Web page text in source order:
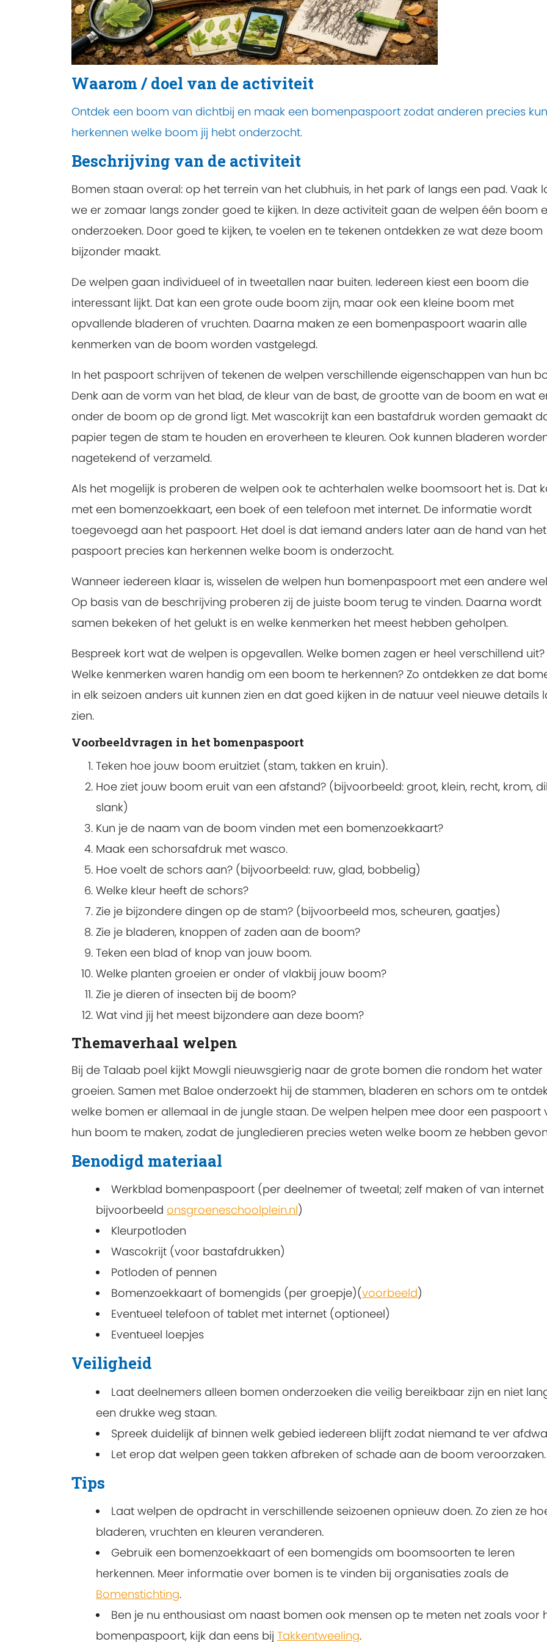
Waarom / doel van de activiteit
Ontdek een boom van dichtbij en maak een bomenpaspoort zodat anderen precies
herkennen welke boom jij hebt onderzocht.
Beschrijving van de activiteit
Bomen staan overal: op het terrein van het clubhuis, in het park of langs een pad. Vaak
we er zomaar langs zonder goed te kijken. In deze activiteit gaan de welpen één boom
onderzoeken. Door goed te kijken, te voelen en te tekenen ontdekken ze wat deze boom
bijzonder maakt.
De welpen gaan individueel of in tweetallen naar buiten. Iedereen kiest een boom die
interessant lijkt. Dat kan een grote oude boom zijn, maar ook een kleine boom met
opvallende bladeren of vruchten. Daarna maken ze een bomenpaspoort waarin alle
kenmerken van de boom worden vastgelegd.
In het paspoort schrijven of tekenen de welpen verschillende eigenschappen van hun
Denk aan de vorm van het blad, de kleur van de bast, de grootte van de boom en wat
onder de boom op de grond ligt. Met wascokrijt kan een bastafdruk worden gemaakt
papier tegen de stam te houden en eroverheen te kleuren. Ook kunnen bladeren
nagetekend of verzameld.
Als het mogelijk is proberen de welpen ook te achterhalen welke boomsoort het is. Dat
met een bomenzoekkaart, een boek of een telefoon met internet. De informatie wordt
toegevoegd aan het paspoort. Het doel is dat iemand anders later aan de hand van het
paspoort precies kan herkennen welke boom is onderzocht.
Wanneer iedereen klaar is, wisselen de welpen hun bomenpaspoort met een andere
Op basis van de beschrijving proberen zij de juiste boom terug te vinden. Daarna wordt
samen bekeken of het gelukt is en welke kenmerken het meest hebben geholpen.
Bespreek kort wat de welpen is opgevallen. Welke bomen zagen er heel verschillend uit?
Welke kenmerken waren handig om een boom te herkennen? Zo ontdekken ze dat
in elk seizoen anders uit kunnen zien en dat goed kijken in de natuur veel nieuwe details
zien.
Voorbeeldvragen in het bomenpaspoort
Teken hoe jouw boom eruitziet (stam, takken en kruin).
Hoe ziet jouw boom eruit van een afstand? (bijvoorbeeld: groot, klein, recht, krom,
slank)
Kun je de naam van de boom vinden met een bomenzoekkaart?
Maak een schorsafdruk met wasco.
Hoe voelt de schors aan? (bijvoorbeeld: ruw, glad, bobbelig)
Welke kleur heeft de schors?
Zie je bijzondere dingen op de stam? (bijvoorbeeld mos, scheuren, gaatjes)
Zie je bladeren, knoppen of zaden aan de boom?
Teken een blad of knop van jouw boom.
Welke planten groeien er onder of vlakbij jouw boom?
Zie je dieren of insecten bij de boom?
Wat vind jij het meest bijzondere aan deze boom?
Themaverhaal welpen
Bij de Talaab poel kijkt Mowgli nieuwsgierig naar de grote bomen die rondom het water
groeien. Samen met Baloe onderzoekt hij de stammen, bladeren en schors om te
welke bomen er allemaal in de jungle staan. De welpen helpen mee door een paspoort
hun boom te maken, zodat de jungledieren precies weten welke boom ze hebben
Benodigd materiaal
Werkblad bomenpaspoort (per deelnemer of tweetal; zelf maken of van internet
bijvoorbeeld onsgroeneschoolplein.nl)
Kleurpotloden
Wascokrijt (voor bastafdrukken)
Potloden of pennen
Bomenzoekkaart of bomengids (per groepje)(voorbeeld)
Eventueel telefoon of tablet met internet (optioneel)
Eventueel loepjes
Veiligheid
Laat deelnemers alleen bomen onderzoeken die veilig bereikbaar zijn en niet
een drukke weg staan.
Spreek duidelijk af binnen welk gebied iedereen blijft zodat niemand te ver
Let erop dat welpen geen takken afbreken of schade aan de boom veroorzaken.
Tips
Laat welpen de opdracht in verschillende seizoenen opnieuw doen. Zo zien ze
bladeren, vruchten en kleuren veranderen.
Gebruik een bomenzoekkaart of een bomengids om boomsoorten te leren
herkennen. Meer informatie over bomen is te vinden bij organisaties zoals de
Bomenstichting.
Ben je nu enthousiast om naast bomen ook mensen op te meten net zoals voor
bomenpaspoort, kijk dan eens bij Takkentweeling.